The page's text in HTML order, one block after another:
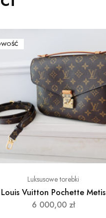
Luksusowe torebki
Louis Vuitton Pochette Metis
6 000,00 zł